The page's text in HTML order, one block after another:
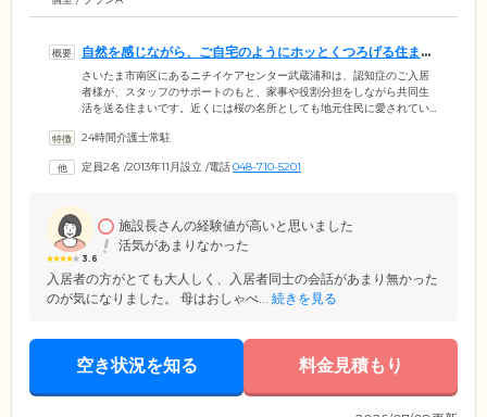
自然を感じながら、ご自宅のようにホッとくつろげる住まい
です
さいたま市南区にあるニチイケアセンター武蔵浦和は、認知症のご入居
者様が、スタッフのサポートのもと、家事や役割分担をしながら共同生
活を送る住まいです。近くには桜の名所としても地元住民に愛されてい
れます。建物内は、転倒やつまずきを防止する、バリアフリー設計。お
共有スペースである居間や食堂には床暖房を備えているため、寒い季節
間をお過ごしください。
24時間介護士常駐
定員2名 /2013年11月設立 /電話048-710-5201
3.6
施設長さんの経験値が高いと思いました
活気があまりなかった
入居者の方がとても大人しく、入居者同士の会話があまり無かった
のが気になりました。 母はおしゃべ... 続きを見る
空き状況を知る 料金見積もり